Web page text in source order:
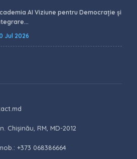
AI Viziune pentru Democrație și
Jul 2026
Chișinău, RM, MD-2012
+373 068386664